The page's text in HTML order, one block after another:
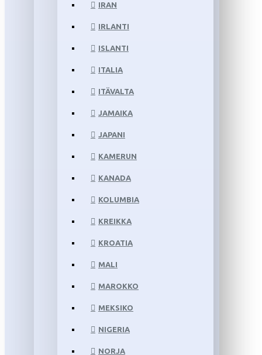
IRAN
IRLANTI
ISLANTI
ITALIA
ITÄVALTA
JAMAIKA
JAPANI
KAMERUN
KANADA
KOLUMBIA
KREIKKA
KROATIA
MALI
MAROKKO
MEKSIKO
NIGERIA
NORJA